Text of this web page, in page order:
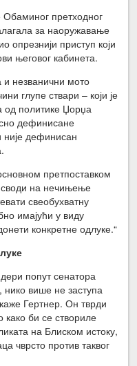
претходног
за наоружавање
опрезнији приступ који
његовог кабинета.
и незванични мото
глупе ствари – који је
од политике Џорџа
дефинисане
није дефинисан
претпоставком
на нечињење
свеобухватну
имајући у виду
конкретне одлуке.“
попут сенатора
више не заступа
Гертнер. Он тврди
како би се створиле
на Блиском истоку,
чврсто против таквог